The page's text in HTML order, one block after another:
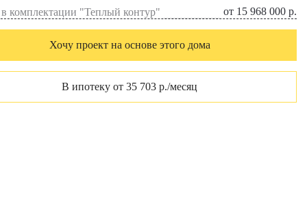
комплектации "Теплый контур" от 15 968 000 р.
Хочу проект на основе этого дома
В ипотеку от 35 703 р./месяц